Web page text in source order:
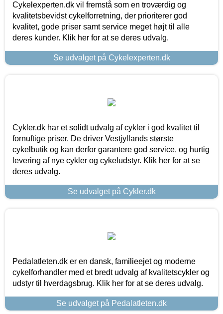
Cykelexperten.dk vil fremstå som en troværdig og
kvalitetsbevidst cykelforretning, der prioriterer god
kvalitet, gode priser samt service meget højt til alle
deres kunder. Klik her for at se deres udvalg.
Se udvalget på Cykelexperten.dk
Cykler.dk har et solidt udvalg af cykler i god kvalitet til
fornuftige priser. De driver Vestjyllands største
cykelbutik og kan derfor garantere god service, og hurtig
levering af nye cykler og cykeludstyr. Klik her for at se
deres udvalg.
Se udvalget på Cykler.dk
Pedalatleten.dk er en dansk, familieejet og moderne
cykelforhandler med et bredt udvalg af kvalitetscykler og
udstyr til hverdagsbrug. Klik her for at se deres udvalg.
Se udvalget på Pedalatleten.dk